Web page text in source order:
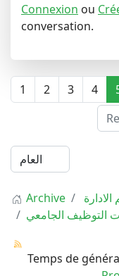
Connexion ou
conversation.
1 2 3 4
Archive
التوظيف الجامعي
Temps de